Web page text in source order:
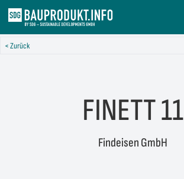
< Zurück
FINETT 11
Findeisen GmbH